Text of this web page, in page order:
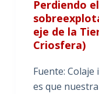
Perdiendo
eje de la
Criosfera)
Fuente: Colaje
es que